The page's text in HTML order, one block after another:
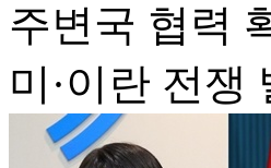
주변국 협력
미·이란 전